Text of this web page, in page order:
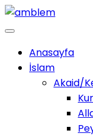
Anasayfa
İslam
Akaid/